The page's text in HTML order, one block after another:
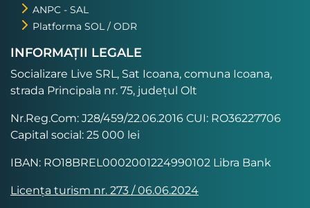
ANPC - SAL
Platforma SOL / ODR
INFORMAȚII LEGALE
Socializare Live SRL, Sat Icoana, comuna Icoana,
strada Principala nr. 75, județul Olt
Nr.Reg.Com: J28/459/22.06.2016 CUI: RO36227706
Capital social: 25 000 lei
IBAN: RO18BREL0002001224990102 Libra Bank
Licența turism nr. 273 / 06.06.2024